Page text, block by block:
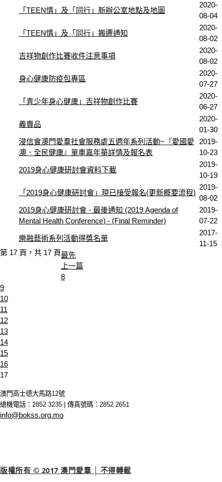
「TEEN情」及「同行」新辦公室地點及地圖
2020-
08-04
「TEEN情」及「同行」搬遷通知
2020-
08-02
吉祥物創作比賽收件注意事項
2020-
08-02
身心健康防疫包專區
2020-
07-27
「青少年身心健康」吉祥物創作比賽
2020-
06-27
義賣品
2020-
01-30
浸信會澳門愛羣社會服務處五週年系列活動~『愛國愛
澳．全民健康』單車嘉年華詳情及報名表
2019-
10-23
2019身心健康研討會資料下載
2019-
10-19
「2019身心健康研討會」現已接受報名(更新概要流程)
2019-
08-02
2019身心健康研討會 - 最後通知 (2019 Agenda of
Mental Health Conference) - (Final Reminder)
2019-
07-22
樂融藝術系列活動得獎名單
2017-
11-15
第 17 頁，共 17 頁最先
上一篇
8
9
10
11
12
13
14
15
16
17
澳門高士德大馬路12號
總機電話：2852 3235 | 傳真號碼：2852 2651
info@bokss.org.mo
版權所有 © 2017 澳門愛羣 │ 不得轉載